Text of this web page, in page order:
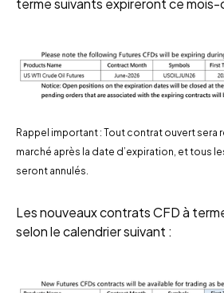
terme suivants expireront ce mois-
Rappel important : Tout contrat ouvert sera
marché après la date d’expiration, et tous
seront annulés.
Les nouveaux contrats CFD à
selon le calendrier suivant :